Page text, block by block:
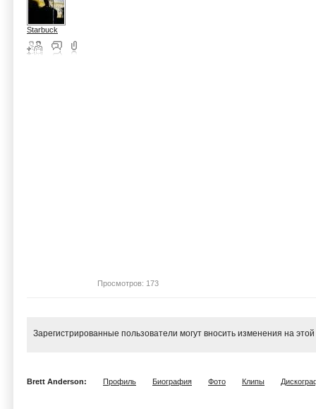
Starbuck
Просмотров: 173
Зарегистрированные пользователи могут вносить изменения на
Brett Anderson: Профиль Биография Фото Клипы